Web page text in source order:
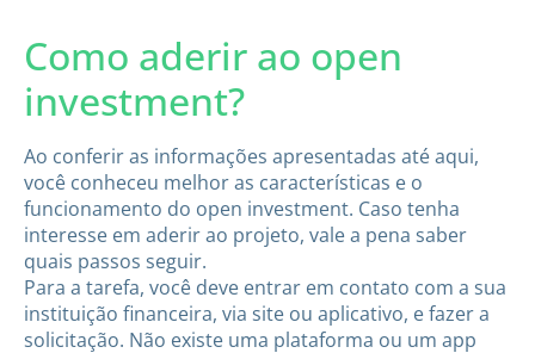
Como aderir ao open
investment?
Ao conferir as informações apresentadas até aqui,
você conheceu melhor as características e o
funcionamento do open investment. Caso tenha
interesse em aderir ao projeto, vale a pena saber
quais passos seguir.
Para a tarefa, você deve entrar em contato com a sua
instituição financeira, via site ou aplicativo, e fazer a
solicitação. Não existe uma plataforma ou um app